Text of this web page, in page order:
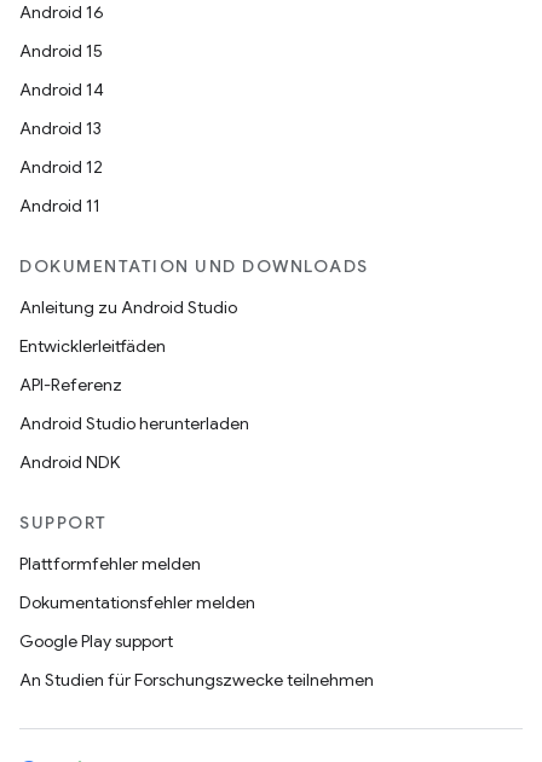
Android 16
Android 15
Android 14
Android 13
Android 12
Android 11
DOKUMENTATION UND DOWNLOADS
Anleitung zu Android Studio
Entwicklerleitfäden
API-Referenz
Android Studio herunterladen
Android NDK
SUPPORT
Plattformfehler melden
Dokumentationsfehler melden
Google Play support
An Studien für Forschungszwecke teilnehmen